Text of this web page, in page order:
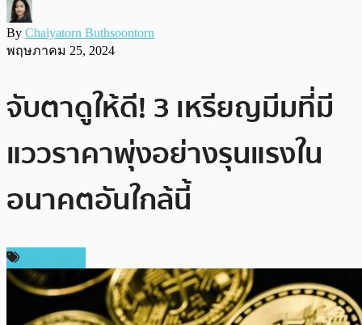
By Chaiyatorn Buthsoontorn
พฤษภาคม 25, 2024
จับตาดูให้ดี! 3 เหรียญมีมที่มี
แววราคาพุ่งอย่างรุนแรงใน
อนาคตอันใกล้นี้